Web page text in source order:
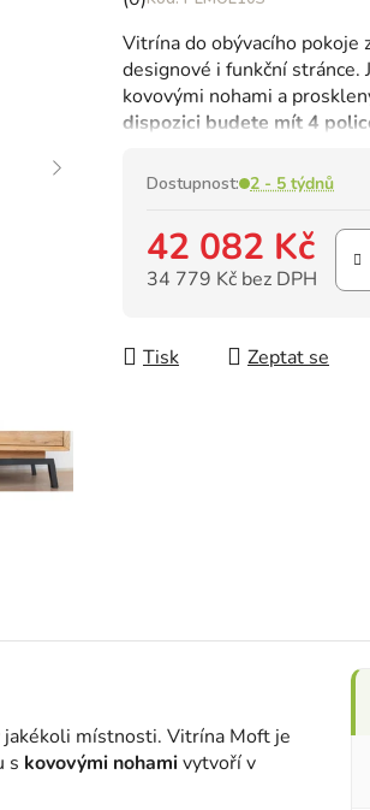
produktu
je
0,0
z
hvězdiček.
Vitrína do obývacího pokoje
designové i funkční stránce.
kovovými nohami a
dispozici budete mít 4
Dostupnost: 2 - 5 týdnů
42 082 Kč
34 779 Kč bez DPH
Tisk
Zeptat se
jakékoli místnosti. Vitrína Moft je
s kovovými nohamivytvoří v